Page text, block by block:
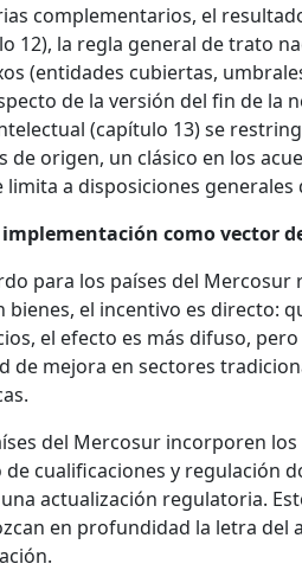
complementarios, el
12), la regla general de trato
(entidades cubiertas,
de la versión del fin de la
(capítulo 13) se
origen, un clásico en los
limita a disposiciones generales
como vector
para los países del Mercosur
el incentivo es directo:
el efecto es más difuso,
de mejora en sectores
del Mercosur incorporen
cualificaciones y regulación
actualización regulatoria.
en profundidad la letra del